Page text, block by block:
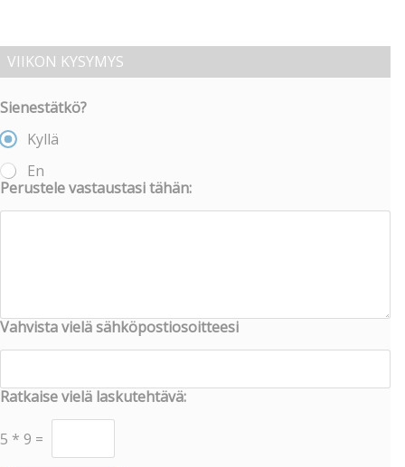
VIIKON KYSYMYS
Sienestätkö?
Kyllä
En
Perustele vastaustasi tähän:
Vahvista vielä sähköpostiosoitteesi
Ratkaise vielä laskutehtävä:
5 * 9 =